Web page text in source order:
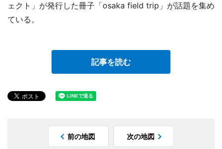
ェクト」が発行した冊子「osaka field trip」が話題を集め
ている。
記事を読む
前の地図 次の地図